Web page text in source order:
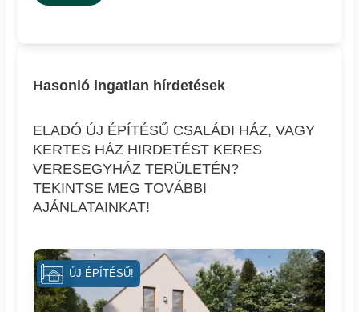
Hasonló ingatlan hírdetések
ELADÓ ÚJ ÉPÍTÉSŰ CSALÁDI HÁZ, VAGY
KERTES HÁZ HIRDETÉST KERES
VERESEGYHÁZ TERÜLETÉN?
TEKINTSE MEG TOVÁBBI
AJÁNLATAINKAT!
ÚJ ÉPÍTÉSŰ!